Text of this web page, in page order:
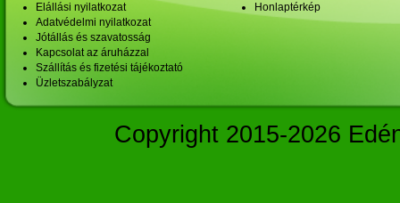
Elállási nyilatkozat
Adatvédelmi nyilatkozat
Jótállás és szavatosság
Kapcsolat az áruházzal
Szállítás és fizetési tájékoztató
Üzletszabályzat
Honlaptérkép
Copyright 2015-2026